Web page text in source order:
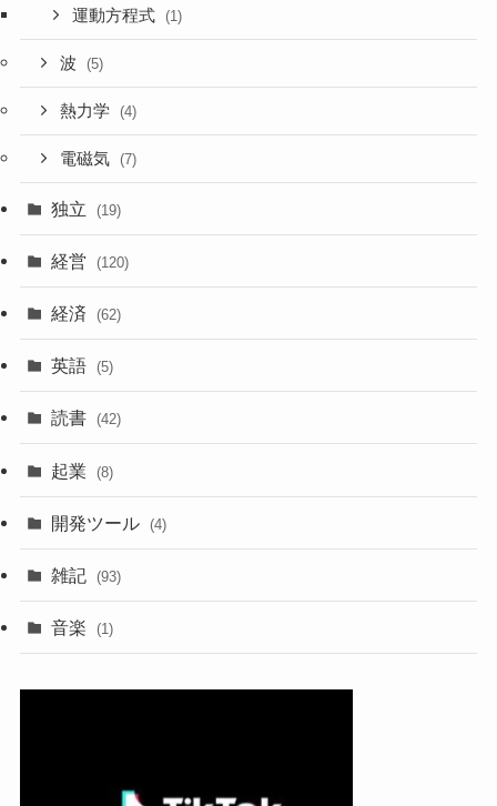
運動方程式 (1)
波 (5)
熱力学 (4)
電磁気 (7)
独立 (19)
経営 (120)
経済 (62)
英語 (5)
読書 (42)
起業 (8)
開発ツール (4)
雑記 (93)
音楽 (1)